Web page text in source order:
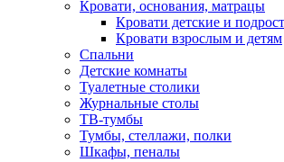
Кровати, основания, матрацы
Кровати детские и
Кровати взрослым и детям
Спальни
Детские комнаты
Туалетные столики
Журнальные столы
ТВ-тумбы
Тумбы, стеллажи, полки
Шкафы, пеналы